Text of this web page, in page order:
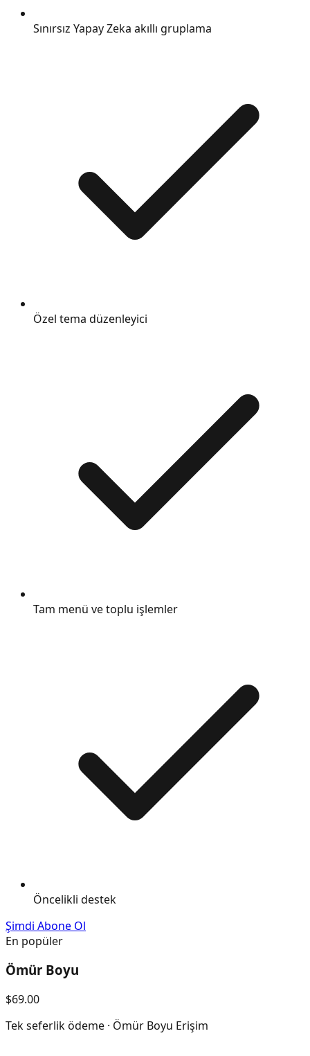
Sınırsız Yapay Zeka akıllı gruplama
Özel tema düzenleyici
Tam menü ve toplu işlemler
Öncelikli destek
Şimdi Abone Ol
En popüler
Ömür Boyu
$69.00
Tek seferlik ödeme · Ömür Boyu Erişim